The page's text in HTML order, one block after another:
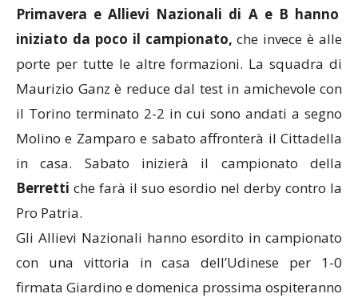
Primavera e Allievi Nazionali di A e B hanno
iniziato da poco il campionato, che invece è alle
porte per tutte le altre formazioni. La squadra di
Maurizio Ganz è reduce dal test in amichevole con
il Torino terminato 2-2 in cui sono andati a segno
Molino e Zamparo e sabato affronterà il Cittadella
in casa. Sabato inizierà il campionato della
Berretti che farà il suo esordio nel derby contro la
Pro Patria.
Gli Allievi Nazionali hanno esordito in campionato
con una vittoria in casa dell’Udinese per 1-0
firmata Giardino e domenica prossima ospiteranno